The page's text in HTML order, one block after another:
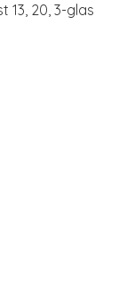
13, 20, 3-glas